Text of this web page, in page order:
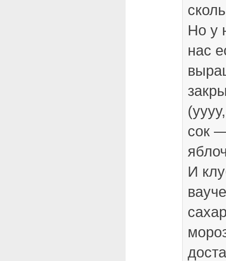
Но у
нас
сок
И